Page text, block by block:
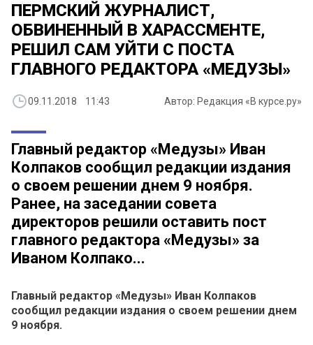
ПЕРМСКИЙ ЖУРНАЛИСТ,
ОБВИНЕННЫЙ В ХАРАССМЕНТЕ,
РЕШИЛ САМ УЙТИ С ПОСТА
ГЛАВНОГО РЕДАКТОРА «МЕДУЗЫ»
09.11.2018 11:43 Автор: Редакция «В курсе.ру»
Главный редактор «Медузы» Иван
Колпаков сообщил редакции издания
о своем решении днем 9 ноября.
Ранее, на заседании совета
директоров решили оставить пост
главного редактора «Медузы» за
Иваном Колпако...
Главный редактор «Медузы» Иван Колпаков
сообщил редакции издания о своем решении днем
9 ноября.